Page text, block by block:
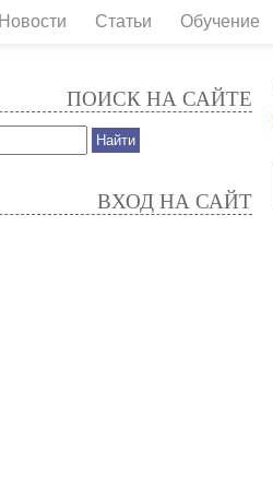
Новости Статьи Обучение
ПОИСК НА САЙТЕ
ВХОД НА САЙТ